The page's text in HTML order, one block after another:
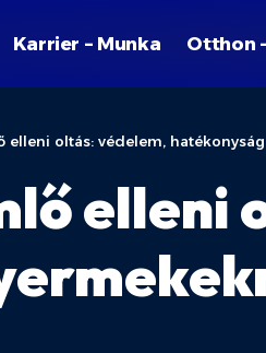
Karrier – Munka Otthon
elleni oltás: védelem,
elleni